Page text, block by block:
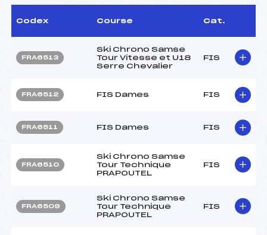
Codex Course Cat.
FRA6513
Ski Chrono Samse
Tour Vitesse et U18
Serre Chevalier
FIS
FRA6512 FIS Dames FIS
FRA6511 FIS Dames FIS
FRA6510
Ski Chrono Samse
Tour Technique
PRAPOUTEL
FIS
FRA6509
Ski Chrono Samse
Tour Technique
PRAPOUTEL
FIS